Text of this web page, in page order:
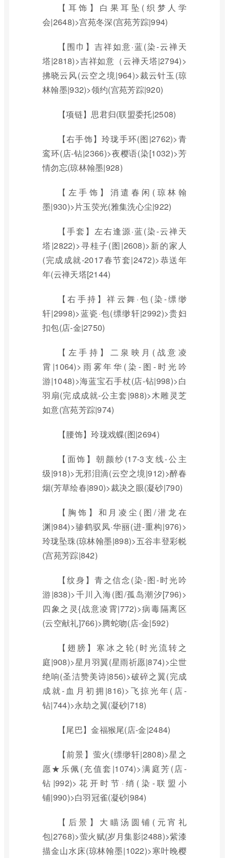
【耳饰】白果耳坠(织梦人学
会|2648)>宫苑冬深(宫苑芳踪|994)
【围巾】吉祥如意·蓝(染-云禅天
塔|2818)>吉祥如意（云禅天塔|2794)>
拂晓云风(云空之境|964)>裁云针玉(琼
林翰墨|932)>领约(宫苑芳踪|920)
【项链】思君归(联盟委托|2508)
【右手饰】玲珑手环(图|2762)>青
鸾环(店-钻|2366)>夜樱语(染[1032)>芳
情勿忘(琼林翰墨|928)
【左手饰】消遣春闲(琼林翰
墨|930)>片玉荧光(雅集洗心尘|922)
【手套】左右逢源·蓝(染-云禅天
塔|2822)>寻桂子(图|2608)>新的家人
(完成成就-2017春节套|2472)>恭送年
年(云禅天塔[2144)
【右手持】祥云舞·包(染-缥缈
轩|2998)>蓝瓷·包(缥缈轩|2992)>贵妇
扣包(店-金|2750)
【左手持】二泉映月(战意凌
霄|1064)>雨雾年华(染-图-时光吟
游|1048)>海蓝宝石手杖(店-钻|998)>白
羽扇(完成成就-公主套|988)>木雕灵芝
如意(宫苑芳踪|974)
【腰饰】玲珑戏蝶(图|2694)
【面饰】朝颜纱(17-3支线-公主
级|918)>无邪泪滴(云空之境|912)>醉春
烟(芳草绘春|890)>裁决之眼(凝砂|790)
【胸饰】和月凌尘(图/潜龙在
渊|984)>骖鹤驭凤·华丽(进-重构|976)>
玲珑坠珠(琼林翰墨|898)>五谷丰登彩帨
(宫苑芳踪|842)
【纹身】青之信念(染-图-时光吟
游|838)>千川入海(图/孤岛潮汐[796)>
四象之灵{战意凌霄|772)>病毒隔离区
(云空献礼]766)>腾蛇吻(店-金|592)
【翅膀】寒冰之轮(时光流转之
庭|908)>星月羽翼(星雨祈愿|874)>尘世
绝响(圣洁赞美诗|856)>破碎之翼(完成
成就-血月初拥|816)>飞掠光年(店-
钻|744)>永劫之翼(凝砂|718)
【尾巴】金福猴尾(店-金|2484)
【前景】萤火(缥缈轩|2808)>星之
愿★乐佩(充值套|1074)>满庭芳(店-
钻|992)>花开时节·绡(染-联盟小
铺|990)>白羽冠雀(凝砂|984)
【后景】大瞄汤圆铺(元宵礼
包|2768)>萤火赋(岁月集影|2488)>紫漆
描金山水床(琼林翰墨|1022)>寒叶晚樱